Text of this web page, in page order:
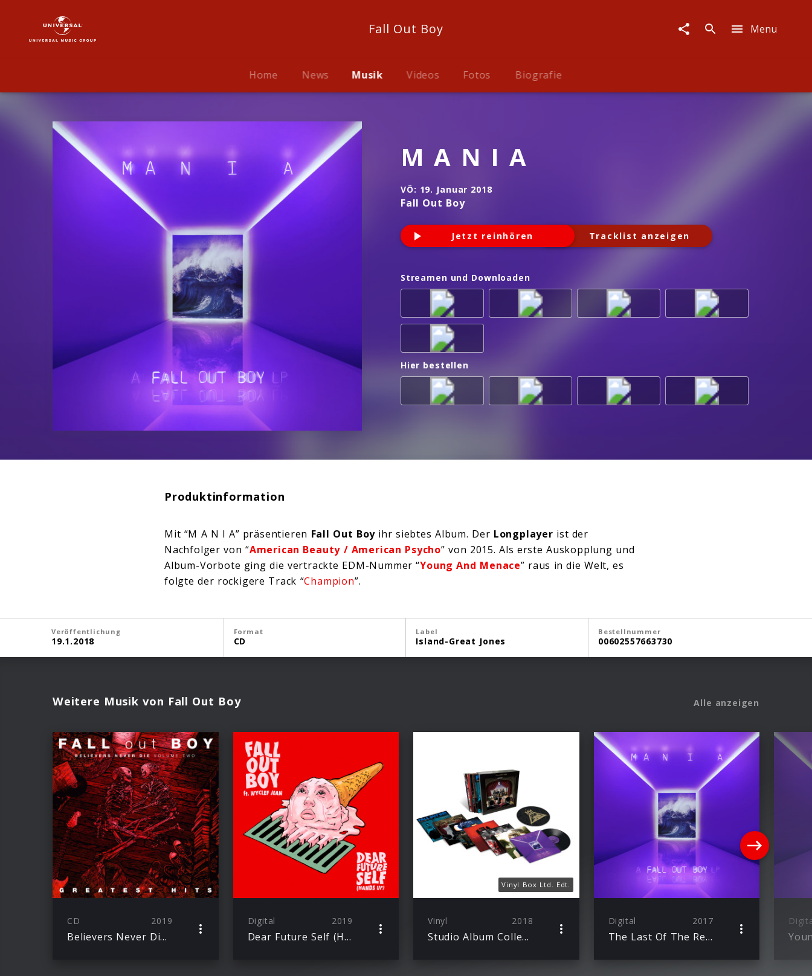
M
Fall Out Boy Menu
Home News Musik Videos Fotos Biografie
M A N I A
VÖ: 19. Januar 2018
Fall Out Boy
Jetzt reinhören Tracklist anzeigen
Streamen und Downloaden
Hier bestellen
Produktinformation
Mit “M A N I A” präsentieren Fall Out Boy ihr siebtes Album. Der Longplayer ist der
Nachfolger von “American Beauty / American Psycho” von 2015. Als erste Auskopplung und
Album-Vorbote ging die vertrackte EDM-Nummer “Young And Menace” raus in die Welt, es
folgte der rockigere Track “Champion”.
Veröffentlichung
19.1.2018
Format
CD
Label
Island-Great Jones
Bestellnummer
00602557663730
Weitere Musik von Fall Out Boy Alle anzeigen
CD 2019
Believers Never Die – Greatest Hits
Digital 2019
Dear Future Self (Hands Up)
Vinyl Box Ltd. Edt.
Vinyl 2018
Studio Album Collection
Digital 2017
The Last Of The Real Ones